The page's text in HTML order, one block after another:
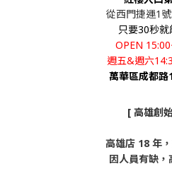
從西門捷運1
只要30秒
OPEN
週五&週六
萬華區成都路
[ 高雄創
高雄店 18 年
因人員有缺，